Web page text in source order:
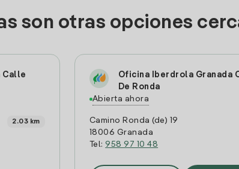
son otras opciones
Calle
2.03 km
Oficina Iberdrola Granada
De Ronda
Abierta ahora
Camino Ronda (de) 19
18006 Granada
Tel:958 97 10 48